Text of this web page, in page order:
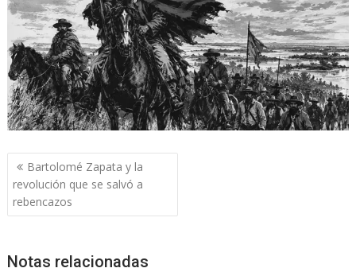
Navegación
de
entradas
Bartolomé Zapata y la
revolución que se salvó a
rebencazos
Notas relacionadas